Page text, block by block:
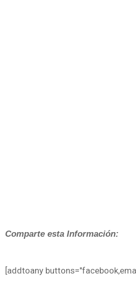
Comparte esta Información:
[addtoany